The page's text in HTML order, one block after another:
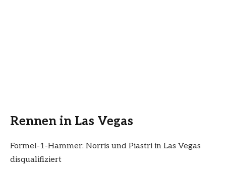
Rennen in Las Vegas
Formel-1-Hammer: Norris und Piastri in Las Vegas
disqualifiziert